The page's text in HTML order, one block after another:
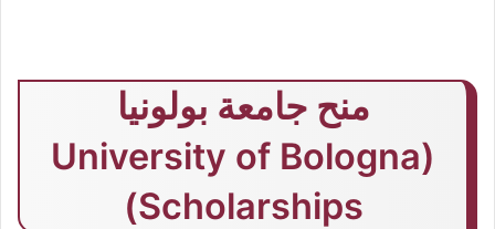
منح جامعة بولونيا
(University of Bologna
Scholarships)